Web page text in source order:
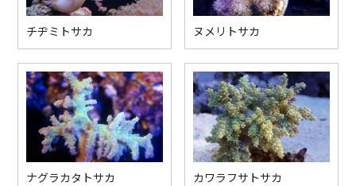
チヂミトサカ ヌメリトサカ
ナグラカタトサカ カワラフサトサカ